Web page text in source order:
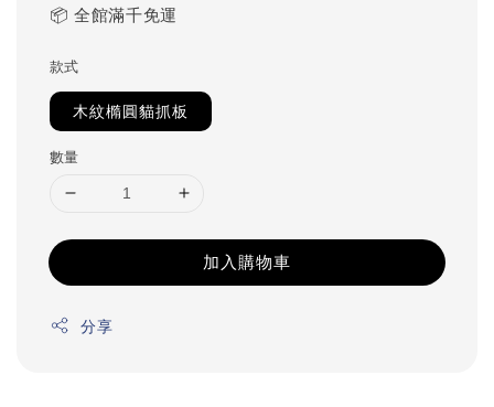
📦 全館滿千免運
款式
木紋橢圓貓抓板
數量
加入購物車
分享